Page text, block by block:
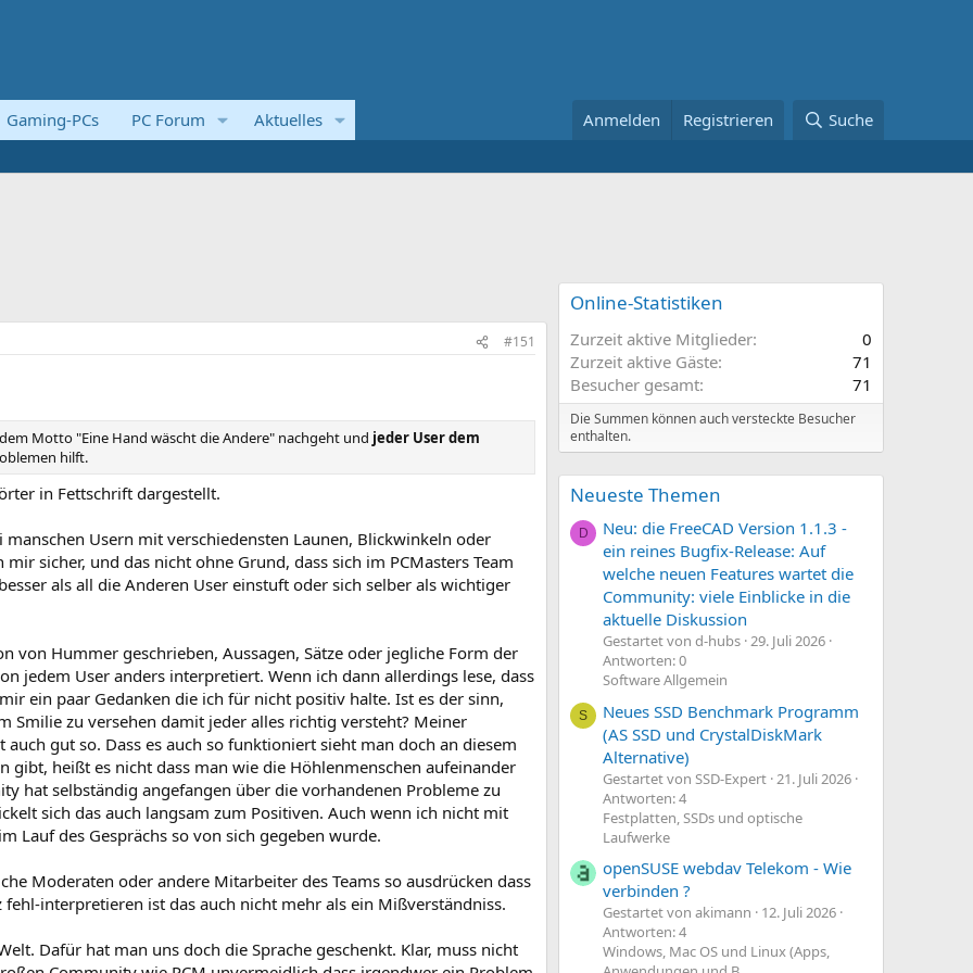
Gaming-PCs PC Forum Aktuelles Anmelden Registrieren Suche
#151
Motto "Eine Hand wäscht die Andere" nachgeht und jeder User dem
hilft.
in Fettschrift dargestellt.
Usern mit verschiedensten Launen, Blickwinkeln oder
sicher, und das nicht ohne Grund, dass sich im PCMasters Team
als all die Anderen User einstuft oder sich selber als wichtiger
von Hummer geschrieben, Aussagen, Sätze oder jegliche Form der
jedem User anders interpretiert. Wenn ich dann allerdings lese, dass
ein paar Gedanken die ich für nicht positiv halte. Ist es der sinn,
Smilie zu versehen damit jeder alles richtig versteht? Meiner
gut so. Dass es auch so funktioniert sieht man doch an diesem
gibt, heißt es nicht dass man wie die Höhlenmenschen aufeinander
hat selbständig angefangen über die vorhandenen Probleme zu
sich das auch langsam zum Positiven. Auch wenn ich nicht mit
Lauf des Gesprächs so von sich gegeben wurde.
Moderaten oder andere Mitarbeiter des Teams so ausdrücken dass
fehl-interpretieren ist das auch nicht mehr als ein Mißverständniss.
Dafür hat man uns doch die Sprache geschenkt. Klar, muss nicht
Online-Statistiken
Zurzeit aktive Mitglieder
0
Zurzeit aktive Gäste
71
Besucher gesamt
71
Die Summen können auch versteckte Besucher
enthalten.
Neueste Themen
D
Neu: die FreeCAD Version 1.1.3 -
ein reines Bugfix-Release: Auf
welche neuen Features wartet die
Community: viele Einblicke in die
aktuelle Diskussion
Gestartet von d-hubs 29. Juli 2026
Antworten: 0
Software Allgemein
S
Neues SSD Benchmark Programm
(AS SSD und CrystalDiskMark
Alternative)
Gestartet von SSD-Expert 21. Juli 2026
Antworten: 4
Festplatten, SSDs und optische
Laufwerke
openSUSE webdav Telekom - Wie
verbinden ?
Gestartet von akimann
12. Juli 2026
Antworten: 4
Windows, Mac OS und Linux (Apps,